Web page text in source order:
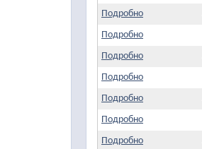
Подробно
Подробно
Подробно
Подробно
Подробно
Подробно
Подробно